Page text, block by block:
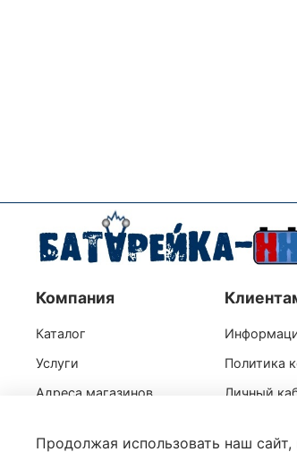
Компания
Каталог
Услуги
Адреса магазинов
Политика
Личный
Продолжая использовать наш